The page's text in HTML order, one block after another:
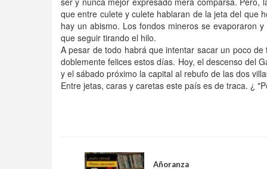
que entre culete y culete hablaran de la jeta del que
hay un abismo. Los fondos mineros se evaporaron
que seguir tirando el hilo.
A pesar de todo habrá que intentar sacar un poco
doblemente felices estos días. Hoy, el descenso del
y el sábado próximo la capital al rebufo de las dos
Entre jetas, caras y caretas este país es de traca. ¿
Añoranza